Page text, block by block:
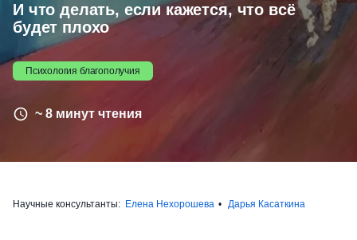
И что делать, если кажется, что всё
будет плохо
Психология благополучия
~ 8 минут чтения
Научные консультанты: Елена Нехорошева Дарья Касаткина